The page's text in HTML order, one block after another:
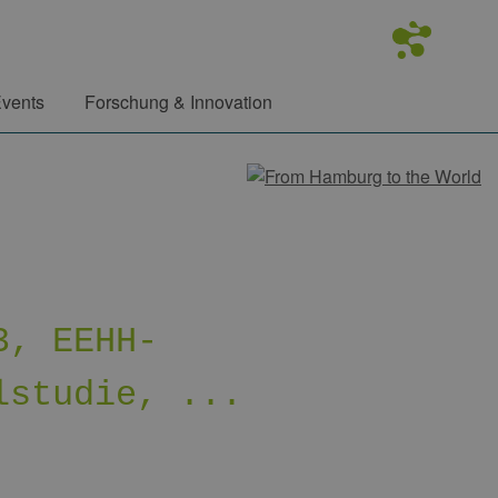
Forschung & Innovation
EEHH-
...